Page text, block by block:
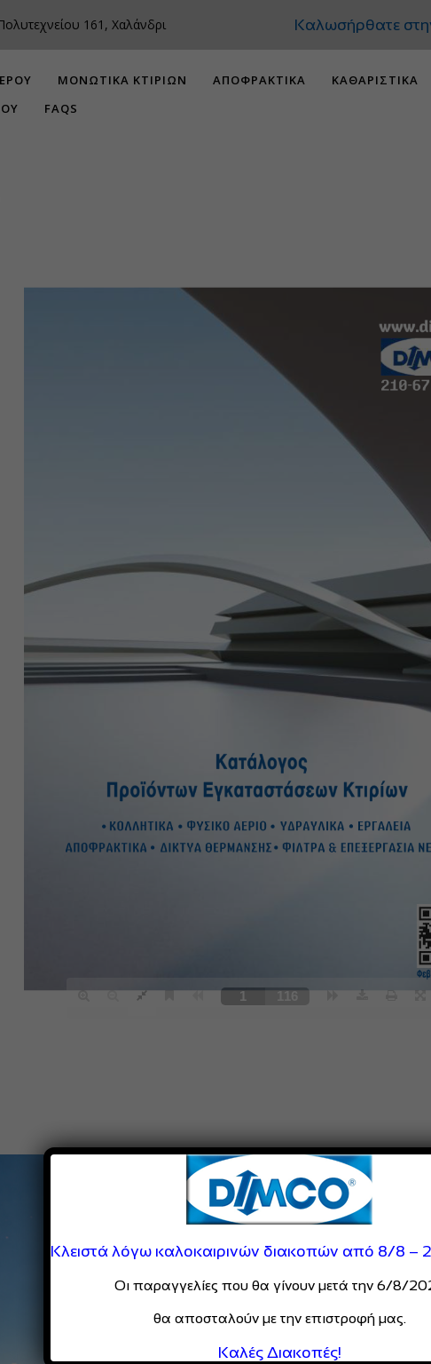
161, Χαλάνδρι Καλωσήρθατε στην
ΜΟΝΩΤΙΚΑ ΚΤΙΡΙΩΝ ΑΠΟΦΡΑΚΤΙΚΑ ΚΑΘΑΡΙΣΤΙΚΑ
FAQS
Κλειστά λόγω καλοκαιρινών διακοπών από 8/8
Οι παραγγελίες που θα γίνουν μετά την 6/8/
θα αποσταλούν με την επιστροφή μας.
Καλές Διακοπές!